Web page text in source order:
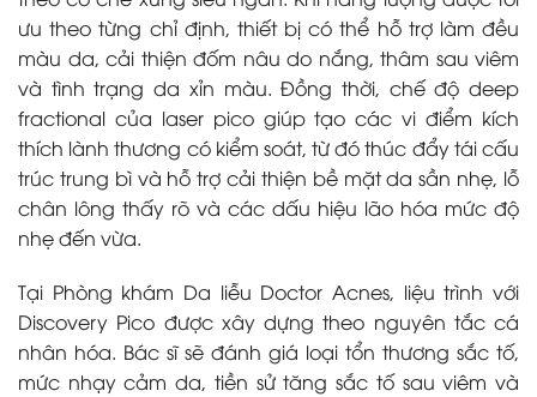
ưu theo từng chỉ định, thiết bị có thể hỗ trợ làm đều
màu da, cải thiện đốm nâu do nắng, thâm sau viêm
và tình trạng da xỉn màu. Đồng thời, chế độ deep
fractional của laser pico giúp tạo các vi điểm kích
thích lành thương có kiểm soát, từ đó thúc đẩy tái cấu
trúc trung bì và hỗ trợ cải thiện bề mặt da sần nhẹ, lỗ
chân lông thấy rõ và các dấu hiệu lão hóa mức độ
nhẹ đến vừa.
Tại Phòng khám Da liễu Doctor Acnes, liệu trình với
Discovery Pico được xây dựng theo nguyên tắc cá
nhân hóa. Bác sĩ sẽ đánh giá loại tổn thương sắc tố,
mức nhạy cảm da, tiền sử tăng sắc tố sau viêm và